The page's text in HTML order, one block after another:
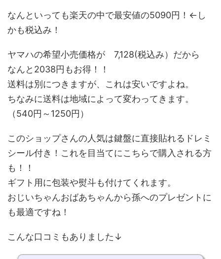
なんといっても楽天の中で最安値の5090円！←し
かも税込み！
ヤマハの希望小売価格が 7,128(税込み）だから
なんと2038円もお得！！
送料は別につきますが、これは安いですよね。
ちなみに送料は地域によって変わってきます。
（540円～1250円）
このショップさんの人気は鍵盤に直接貼れるドレミ
シール付き！これを目当てにこちらで購入される方
も！！
ギフト用に包装や熨斗も付けてくれます。
おじいちゃんおばあちゃんから孫へのプレゼントに
も最適ですね！
こんな口コミもありました↓